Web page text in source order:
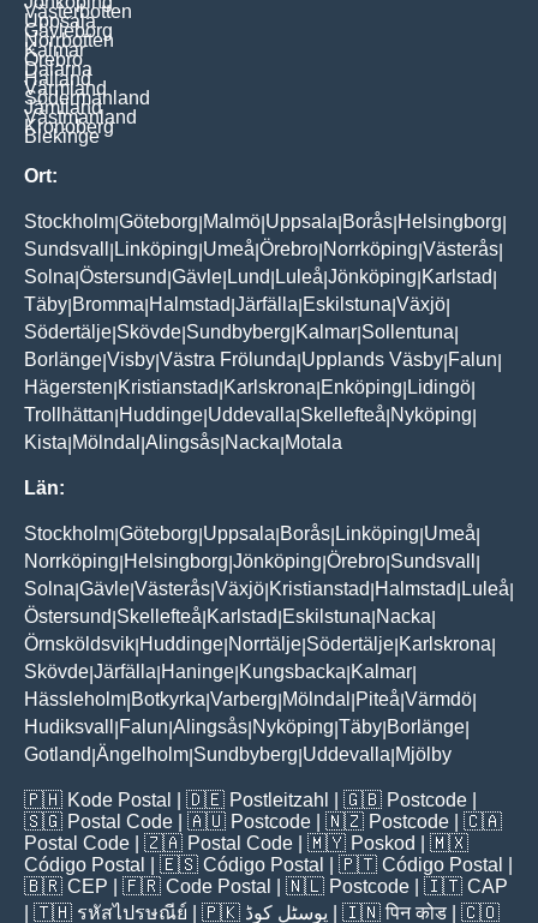
Västerbotten
Uppsala
Gävleborg
Norrbotten
Kalmar
Örebro
Dalarna
Halland
Värmland
Södermanland
Jämtland
Västmanland
Kronoberg
Blekinge
Ort:
Stockholm Göteborg Malmö Uppsala Borås Helsingborg
Sundsvall
Linköping Umeå Örebro Norrköping Västerås
Solna Östersund Gävle Lund Luleå Jönköping Karlstad
Täby Bromma Halmstad Järfälla Eskilstuna Växjö
Södertälje Skövde Sundbyberg Kalmar Sollentuna
Borlänge Visby Västra Frölunda Upplands Väsby Falun
Hägersten Kristianstad Karlskrona Enköping Lidingö
Trollhättan Huddinge Uddevalla Skellefteå Nyköping
Kista Mölndal Alingsås Nacka Motala
Län:
Stockholm Göteborg Uppsala Borås Linköping Umeå
Norrköping Helsingborg Jönköping Örebro Sundsvall
Solna Gävle Västerås Växjö Kristianstad Halmstad Luleå
Östersund Skellefteå Karlstad Eskilstuna Nacka
Örnsköldsvik Huddinge Norrtälje Södertälje Karlskrona
Skövde Järfälla Haninge Kungsbacka Kalmar
Hässleholm Botkyrka Varberg Mölndal Piteå Värmdö
Hudiksvall
Falun Alingsås Nyköping Täby Borlänge
Gotland Ängelholm Sundbyberg Uddevalla Mjölby
🇵🇭 Kode Postal | 🇩🇪 Postleitzahl | 🇬🇧 Postcode
🇸🇬 Postal Code | 🇦🇺 Postcode | 🇳🇿 Postcode | 🇨🇦
Postal Code | 🇿🇦 Postal Code | 🇲🇾 Poskod
| 🇲🇽
Código Postal
| 🇪🇸 Código Postal | 🇵🇹 Código Postal
🇧🇷 CEP | 🇫🇷 Code Postal | 🇳🇱 Postcode | 🇮🇹 CAP
| 🇹🇭 รหัสไปรษณีย์ | 🇵🇰 پوسٹل کوڈ | 🇮🇳पिन कोड | 🇨🇴